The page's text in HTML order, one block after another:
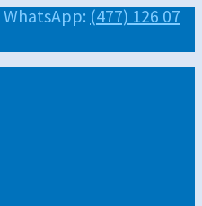
WhatsApp: (477) 126 07